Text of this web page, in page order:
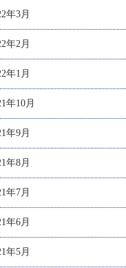
年3月
年2月
年1月
年10月
年9月
年8月
年7月
年6月
年5月